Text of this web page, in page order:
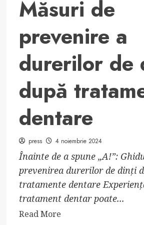
Măsuri de
prevenire a
durerilor de
după
dentare
press 4 noiembrie 2024
Înainte de a spune „A!”:
prevenirea durerilor de dinți
tratamente dentare
tratament dentar poate...
Read MoreRead